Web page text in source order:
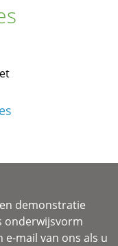
demonstratie
onderwijsvorm
e-mail van ons als u